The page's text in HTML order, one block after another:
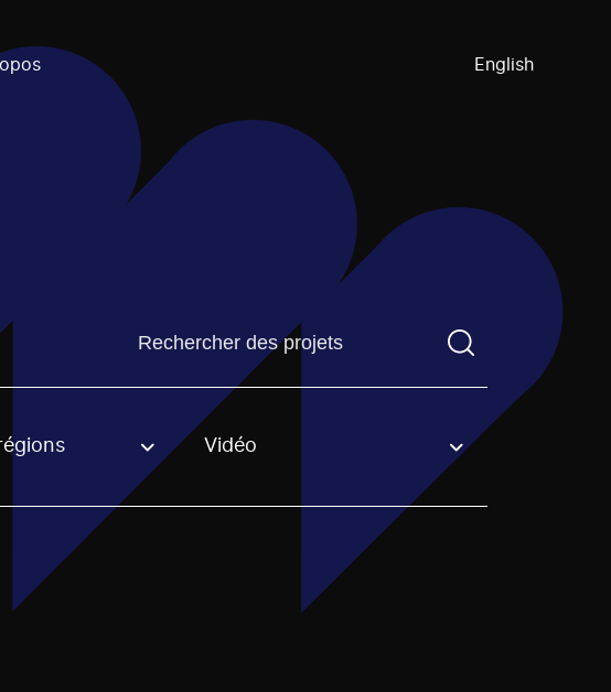
English
Trouvez un projetVous devez saisir un terme de
selecting an option. Vidéo